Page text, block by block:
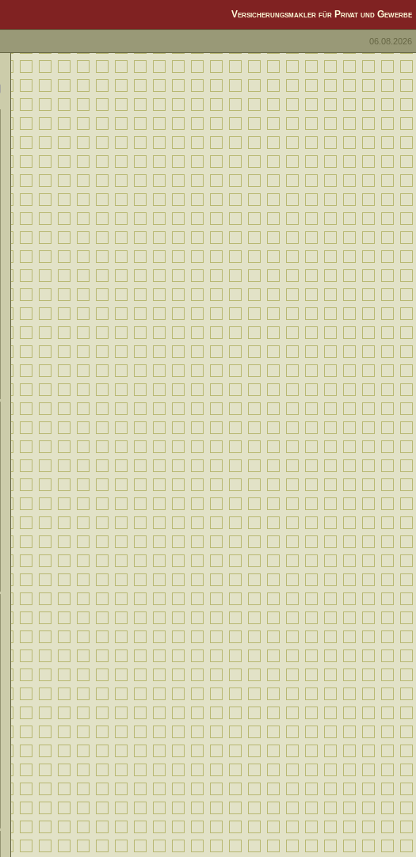
Versicherungsmakler für Privat und Gewerbe
06.08.2026